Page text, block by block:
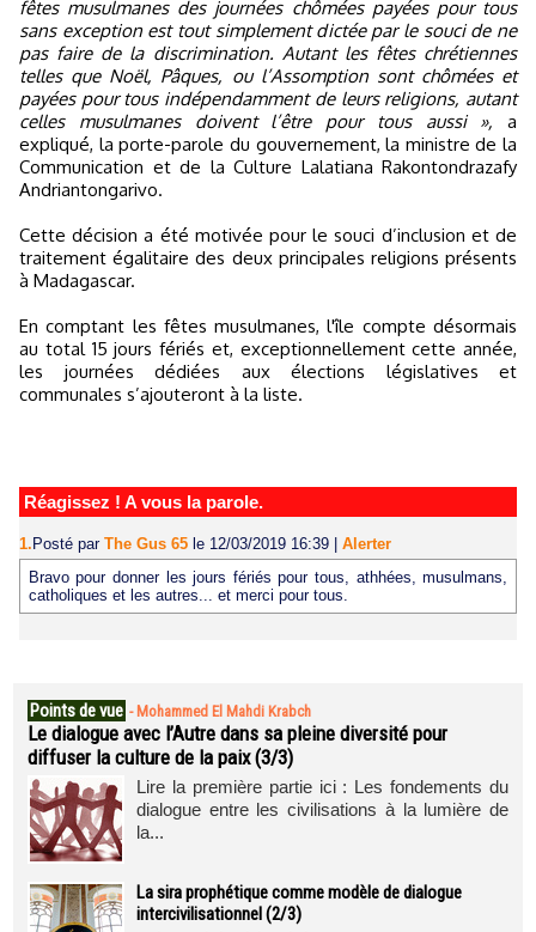
fêtes musulmanes des journées chômées payées pour tous
sans exception est tout simplement dictée par le souci de ne
pas faire de la discrimination. Autant les fêtes chrétiennes
telles que Noël, Pâques, ou l’Assomption sont chômées et
payées pour tous indépendamment de leurs religions, autant
celles musulmanes doivent l’être pour tous aussi », a
expliqué, la porte-parole du gouvernement, la ministre de la
Communication et de la Culture Lalatiana Rakontondrazafy
Andriantongarivo.
Cette décision a été motivée pour le souci d’inclusion et de
traitement égalitaire des deux principales religions présents
à Madagascar.
En comptant les fêtes musulmanes, l'île compte désormais
au total 15 jours fériés et, exceptionnellement cette année,
les journées dédiées aux élections législatives et
communales s’ajouteront à la liste.
Réagissez ! A vous la parole.
1. Posté par The Gus 65 le 12/03/2019 16:39
Alerter
Bravo pour donner les jours fériés pour tous, athhées, musulmans,
catholiques et les autres... et merci pour tous.
Points de vue - Mohammed El Mahdi Krabch
Le dialogue avec l’Autre dans sa pleine diversité pour
diffuser la culture de la paix (3/3)
Lire la première partie ici : Les fondements du
dialogue entre les civilisations à la lumière de
la...
La sira prophétique comme modèle de dialogue
intercivilisationnel (2/3)